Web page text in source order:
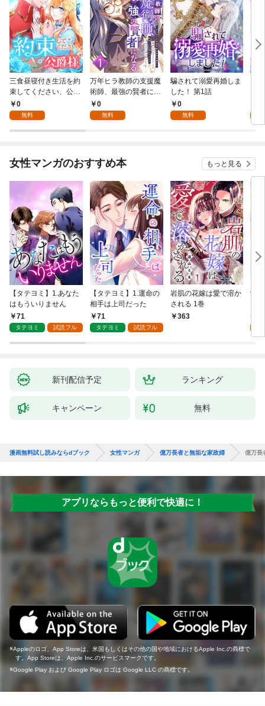
三食昼寝付き生活を約
束してください、公爵
様 1話
0
無料
万年ヒラ教師の支援魔
術師、最強の賢者にな
る～不人気の支援魔術
師は給料泥棒だと魔術
らない件～ 第1話
0
無料
騙されて溺愛再婚しま
した！ 第1話
0
無料
女性マンガのおすすめ本 もっと見る
【タテヨミ】1.あなた
はもういりません
71
タテヨミ 試読フル
【タテヨミ】1.運命の
相手は上司だった
71
タテヨミ 試読フル
岩肌の花嫁は愛で溶か
される 1巻
363
愛
新刊配信予定 ランキング
キャンペーン 無料
漫画無料試し読みならdブック 女性マンガ 億万長者と無垢な家政婦 億万長
アプリならもっと便利で快適に！
Appleのロゴ、App Storeは、米国もしくはその他の国や地域におけるApple Inc.の商標で
す。App Storeは、Apple Inc.のサービスマークです。
Google Play および Google Play ロゴは Google LLC の商標です。